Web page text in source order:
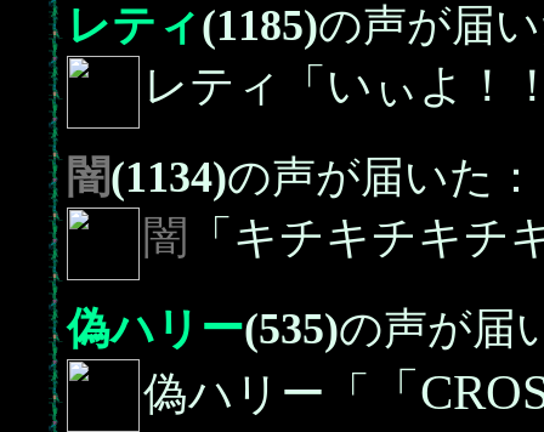
レティ(1185)の声が届
レティ「いぃよ！
闇(1134)の声が届いた：
闇 「キチキチキ
偽ハリー(535)の声が届
偽ハリー「 「